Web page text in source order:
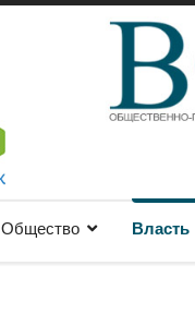
Общество Власть